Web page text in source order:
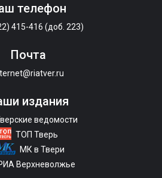
телефон
415-416 (доб. 223)
Почта
издания
ведомости
ТОП Тверь
МК в Твери
Верхневолжье